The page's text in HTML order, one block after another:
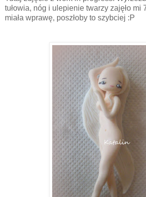
tułowia, nóg i ulepienie twarzy zajęło mi
miała wprawę, poszłoby to szybciej :P